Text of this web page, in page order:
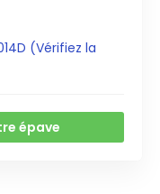
(Vérifiez la
épave